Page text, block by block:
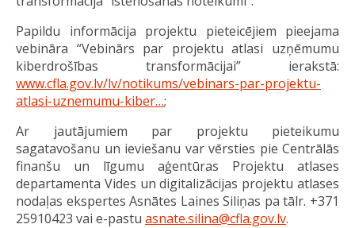
Papildu informācija projektu pieteicējiem pieejama
vebināra “Vebinārs par projektu atlasi uzņēmumu
kiberdrošības transformācijai” ierakstā:
www.cfla.gov.lv/lv/notikums/vebinars-par-projektu-
atlasi-uznemumu-kiber…;
Ar jautājumiem par projektu pieteikumu
sagatavošanu un ieviešanu var vērsties pie Centrālās
finanšu un līgumu aģentūras Projektu atlases
departamenta Vides un digitalizācijas projektu atlases
nodaļas ekspertes Asnātes Laines Siliņas pa tālr. +371
25910423 vai e-pastu asnate.silina@cfla.gov.lv.